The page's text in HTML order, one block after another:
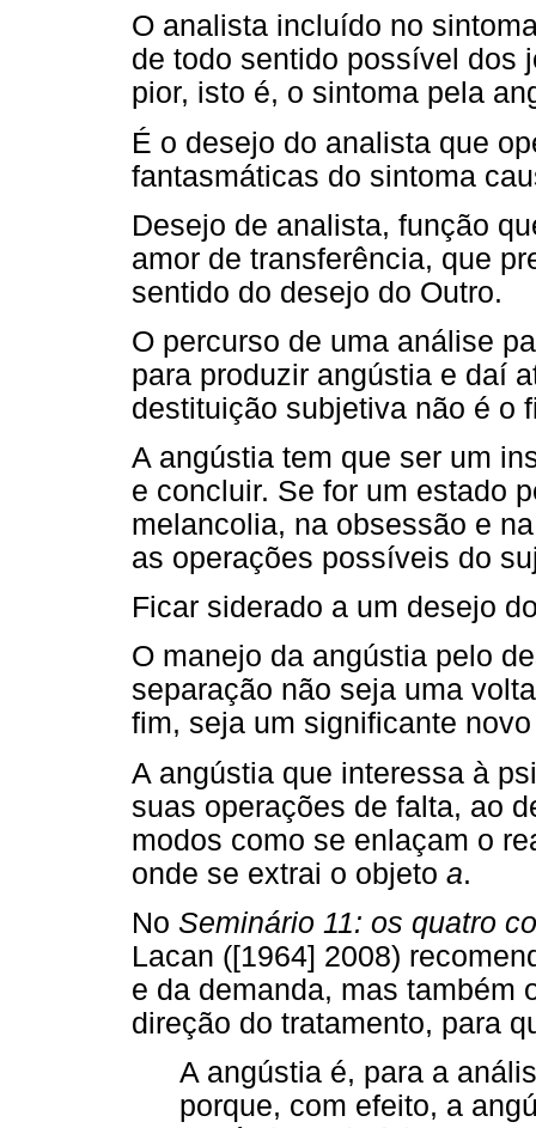
O analista incluído no
de todo sentido possível dos
pior, isto é, o sintoma pela
É o desejo do analista que
fantasmáticas do sintoma
Desejo de analista, função
amor de transferência, que
sentido do desejo do Outro.
O percurso de uma análise
para produzir angústia e daí
destituição subjetiva não é o
A angústia tem que ser um
e concluir. Se for um estado
melancolia, na obsessão e
as operações possíveis do
Ficar siderado a um desejo
O manejo da angústia pelo
separação não seja uma
fim, seja um significante
A angústia que interessa à
suas operações de falta, ao
modos como se enlaçam o
onde se extrai o objeto a.
No Seminário 11: os quatro
Lacan ([1964] 2008)
e da demanda, mas também
direção do tratamento, para
A angústia é, para a
porque, com efeito, a